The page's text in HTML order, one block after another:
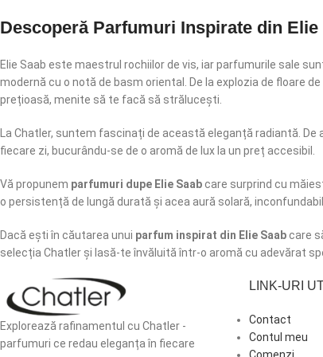
ADAUGĂ ÎN COȘ
Descoperă Parfumuri Inspirate din Elie
Elie Saab este maestrul rochiilor de vis, iar parfumurile sale
modernă cu o notă de basm oriental. De la explozia de floare
prețioasă, menite să te facă să strălucești.
La Chatler, suntem fascinați de această eleganță radiantă. De
fiecare zi, bucurându-se de o aromă de lux la un preț accesibil.
Vă propunem parfumuri dupe Elie Saab care surprind cu
o persistență de lungă durată și acea aură solară,
Dacă ești în căutarea unui parfum inspirat din Elie Saab care
selecția Chatler și lasă-te învăluită într-o aromă cu adevărat
Explorează rafinamentul cu Chatler -
parfumuri ce redau eleganța în fiecare
LINK-URI
Contact
Contul meu
Comenzi